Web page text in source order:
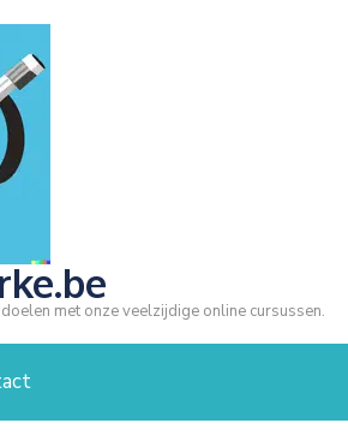
met onze veelzijdige online cursussen.